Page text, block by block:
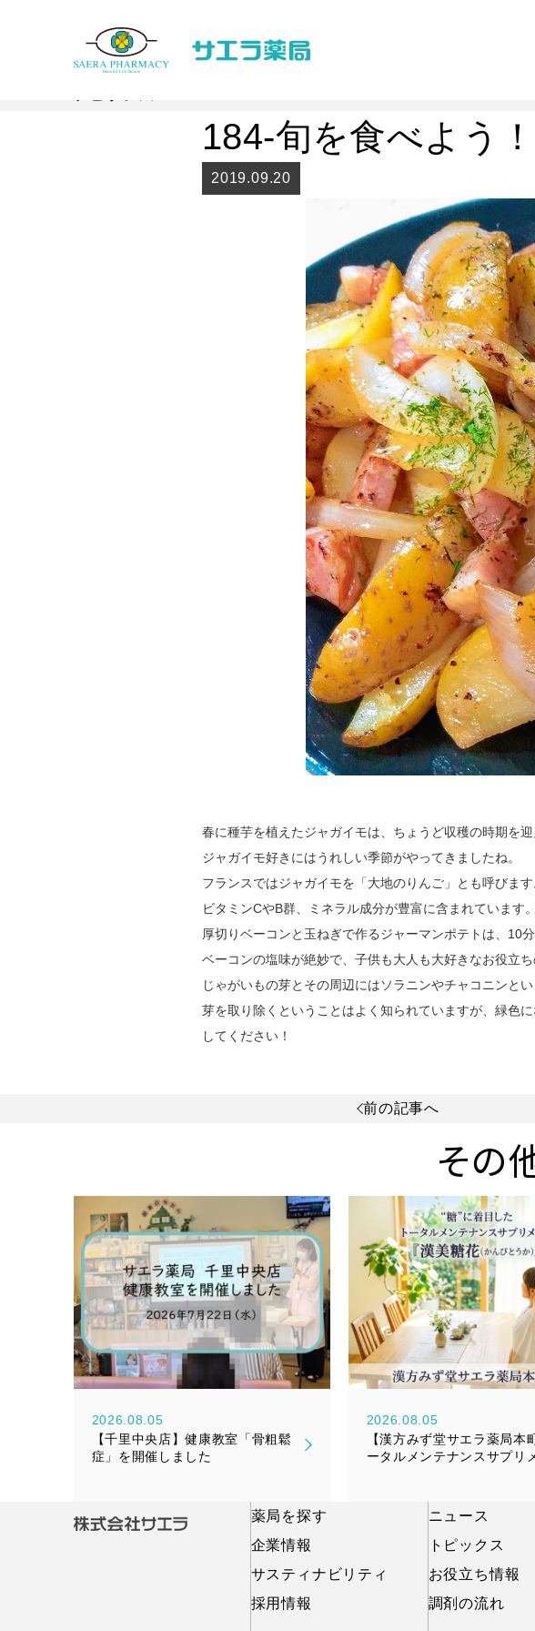
Topics
184-旬を食べよう
2019.09.20
春に種芋を植えたジャガイモは、ちょうど収穫の時期を迎
ジャガイモ好きにはうれしい季節がやってきましたね。
フランスではジャガイモを「大地のりんご」とも呼びま
ビタミンCやB群、ミネラル成分が豊富に含まれていま
厚切りベーコンと玉ねぎで作るジャーマンポテトは、10
ベーコンの塩味が絶妙で、子供も大人も大好きなお役立ち
じゃがいもの芽とその周辺にはソラニンやチャコニンとい
芽を取り除くということはよく知られていますが、緑色
してください！
前の記事へ
その
2026.08.05
【千里中央店】健康教室「骨粗鬆
症」を開催しました
2026.08.05
【漢方みず堂サエラ薬局本
ータルメンテナンスサプリ
薬局を探す
企業情報
サスティナビリティ
採用情報
ニュース
トピックス
お役立ち情報
調剤の流れ